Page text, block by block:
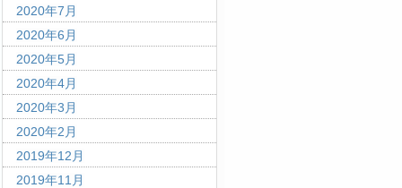
2020年7月
2020年6月
2020年5月
2020年4月
2020年3月
2020年2月
2019年12月
2019年11月